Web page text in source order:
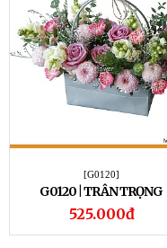
[G0120]
G0120 | TRÂN TRỌNG
525.000đ